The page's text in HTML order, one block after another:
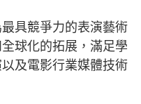
具競爭力的表演藝術
球化的拓展，滿足學
及電影行業媒體技術